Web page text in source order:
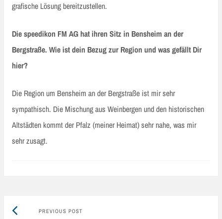
grafische Lösung bereitzustellen.
Die speedikon FM AG hat ihren Sitz in Bensheim an der
Bergstraße. Wie ist dein Bezug zur Region und was gefällt Dir
hier?
Die Region um Bensheim an der Bergstraße ist mir sehr
sympathisch. Die Mischung aus Weinbergen und den historischen
Altstädten kommt der Pfalz (meiner Heimat) sehr nahe, was mir
sehr zusagt.
Post
PREVIOUS POSTPrevious